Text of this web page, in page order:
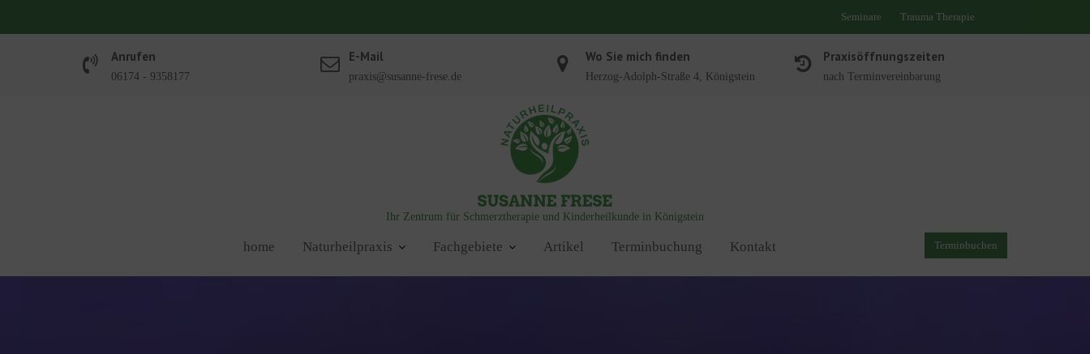
Seminare Trauma Therapie
Anrufen
06174 - 9358177
E-Mail
praxis@susanne-frese.de
Wo Sie mich finden
Herzog-Adolph-Straße 4, Königstein
Praxisöffnungszeiten
nach Terminvereinbarung
Ihr Zentrum für Schmerztherapie und Kinderheilkunde in Königstein
Terminbuchen
home Naturheilpraxis Fachgebiete Artikel Terminbuchung Kontakt